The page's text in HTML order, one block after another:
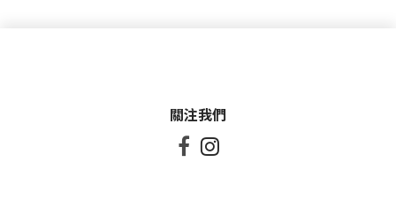
關注我們
 